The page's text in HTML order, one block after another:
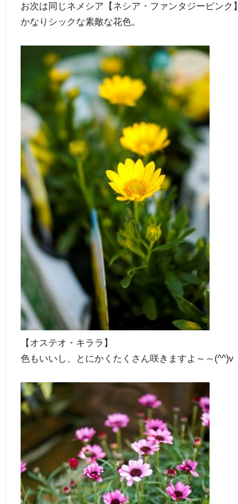
お次は同じネメシア【ネシア・ファンタジーピンク】
かなりシックな素敵な花色。
【オステオ・キララ】
色もいいし、とにかくたくさん咲きますよ～～(^^)v